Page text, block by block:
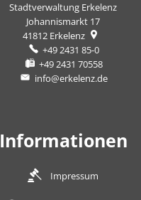
Stadtverwaltung Erkelenz
Johannismarkt 17
41812 Erkelenz
+49 2431 85-0
+49 2431 70558
info@erkelenz.de
Informationen
Impressum